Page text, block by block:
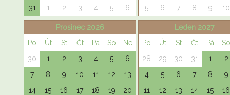
31
1 2 3 4 5 6
5
6 7 8 9 10
Prosinec 2026
Po
Út St Čt Pá So
Ne
30
1 2 3 4 5
6
7
8 9 10 11 12
13
14
15 16 17 18 19
20
Leden 2027
Po
Út St Čt Pá
So
28
29 30 31 1
2
4
5 6 7 8
9
11
12 13 14 15
16